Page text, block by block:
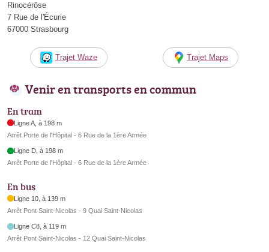
Rinocérôse
7 Rue de l'Écurie
67000 Strasbourg
Trajet Waze Trajet Maps
Venir en transports en commun
En tram
Ligne A, à 198 m
Arrêt Porte de l'Hôpital - 6 Rue de la 1ère Armée
Ligne D, à 198 m
Arrêt Porte de l'Hôpital - 6 Rue de la 1ère Armée
En bus
Ligne 10, à 139 m
Arrêt Pont Saint-Nicolas - 9 Quai Saint-Nicolas
Ligne C8, à 119 m
Arrêt Pont Saint-Nicolas - 12 Quai Saint-Nicolas